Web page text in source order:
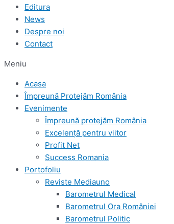
Editura
News
Despre noi
Contact
Meniu
Acasa
Împreună Protejăm România
Evenimente
Împreună protejăm România
Excelență pentru viitor
Profit Net
Success Romania
Portofoliu
Reviste Mediauno
Barometrul Medical
Barometrul Ora României
Barometrul Politic